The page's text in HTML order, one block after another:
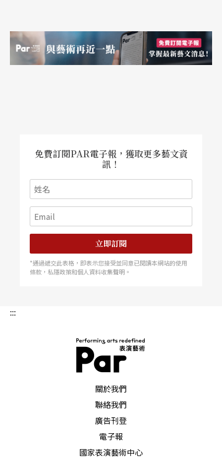
免費訂閱PAR電子報，獲取更多藝文資
訊！
立即訂閱
*通過遞交此表格，即表示您接受並同意已閱讀本網站的使用
條款，私隱政策和個人資料收集聲明。
:::
關於我們
聯絡我們
廣告刊登
電子報
國家表演藝術中心